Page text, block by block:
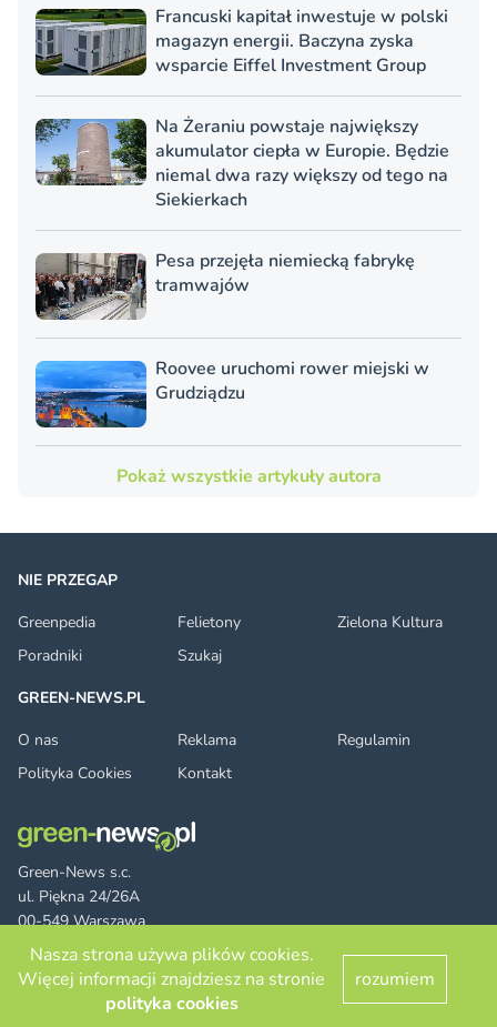
Francuski kapitał inwestuje w polski
magazyn energii. Baczyna zyska
wsparcie Eiffel Investment Group
Na Żeraniu powstaje największy
akumulator ciepła w Europie. Będzie
niemal dwa razy większy od tego na
Siekierkach
Pesa przejęła niemiecką fabrykę
tramwajów
Roovee uruchomi rower miejski w
Grudziądzu
Pokaż wszystkie artykuły autora
Green-News s.c.
ul. Piękna 24/26A
00-549 Warszawa
FacebookTwitter LinkedIn
RSS
© 2026 green-news.pl. All rights reserved.
NIE PRZEGAP
Greenpedia
Felietony
Zielona Kultura
Poradniki
Szukaj
GREEN-NEWS.PL
O nas
Reklama
Regulamin
Polityka Cookies
Kontakt
Nasza strona używa plików cookies.
Więcej informacji znajdziesz na stronie
polityka cookies
rozumiem